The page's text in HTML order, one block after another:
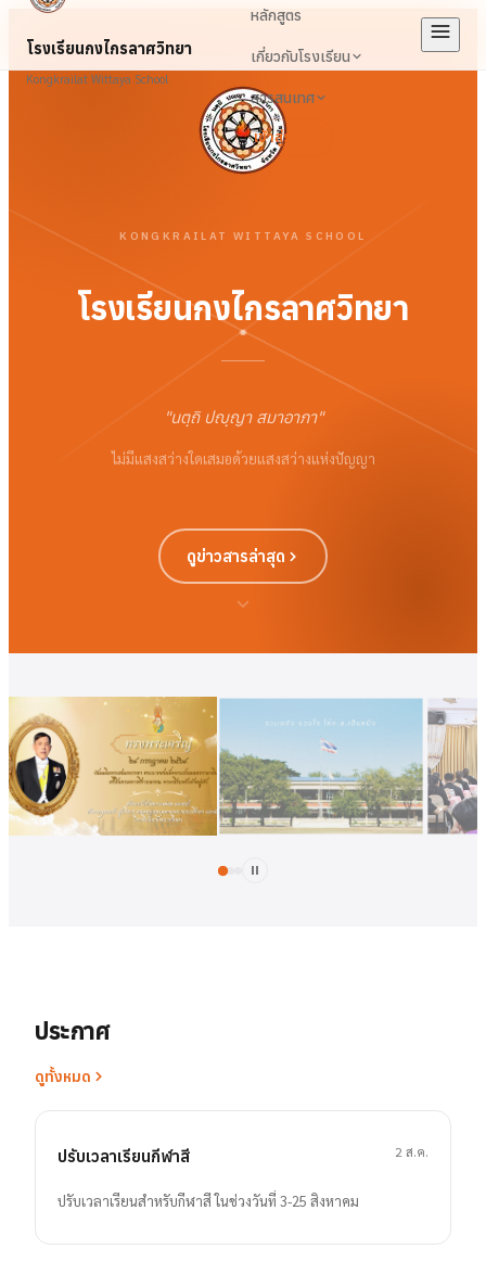
โรงเรียนกงไกรลาศวิทยา
Kongkrailat Wittaya School
หลักสูตร
เกี่ยวกับโรงเรียน
สารสนเทศ
เข้าสู่ระบบ
KONGKRAILAT WITTAYA SCHOOL
โรงเรียนกงไกรลาศวิทยา
"นตฺถิ ปญฺญา สมาอาภา"
ไม่มีแสงสว่างใดเสมอด้วยแสงสว่างแห่งปัญญา
ดูข่าวสารล่าสุด
ประกาศ
ดูทั้งหมด
ปรับเวลาเรียนกีฬาสี
ปรับเวลาเรียนสำหรับกีฬาสี ในช่วงวันที่ 3-25 สิงหาคม
2 ส.ค.